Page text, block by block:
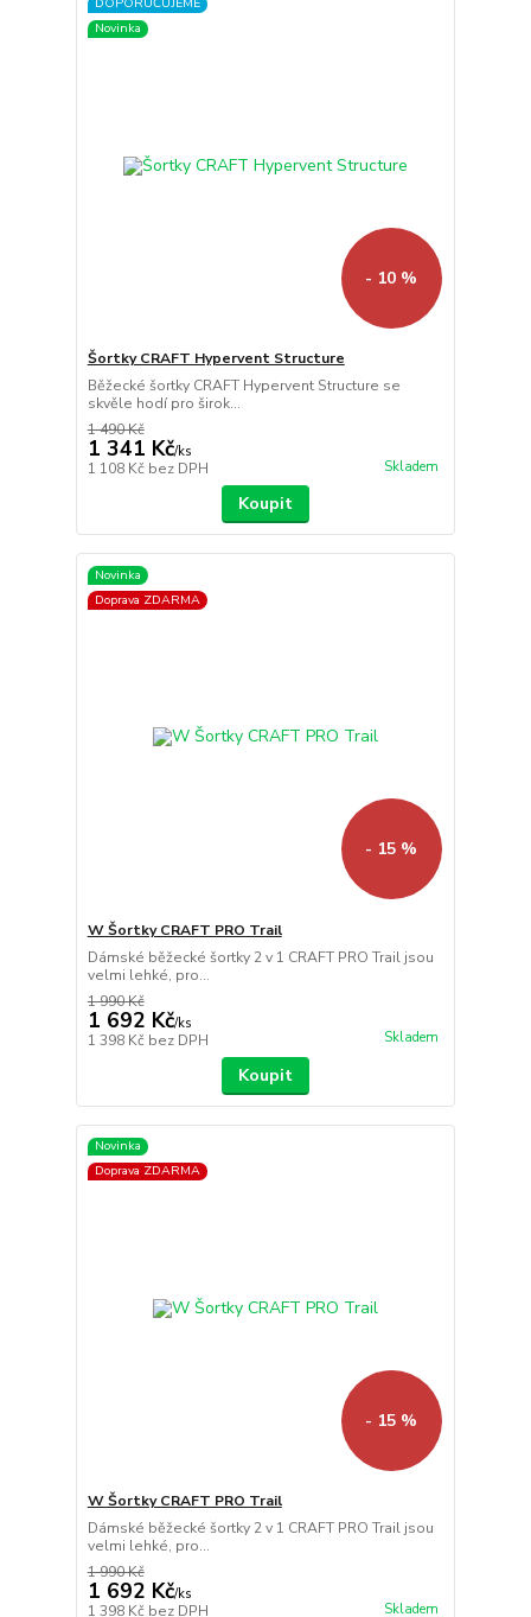
Novinka
- 10 %
Šortky CRAFT Hypervent Structure
Běžecké šortky CRAFT Hypervent Structure se
skvěle hodí pro širok...
1 490 Kč
1 341 Kč/ks
1 108 Kč bez DPH Skladem
Koupit
Novinka
Doprava ZDARMA
- 15 %
W Šortky CRAFT PRO Trail
Dámské běžecké šortky 2 v 1 CRAFT PRO Trail jsou
velmi lehké, pro...
1 990 Kč
1 692 Kč/ks
1 398 Kč bez DPH Skladem
Koupit
Novinka
Doprava ZDARMA
- 15 %
W Šortky CRAFT PRO Trail
Dámské běžecké šortky 2 v 1 CRAFT PRO Trail jsou
velmi lehké, pro...
1 990 Kč
1 692 Kč/ks
1 398 Kč bez DPH Skladem